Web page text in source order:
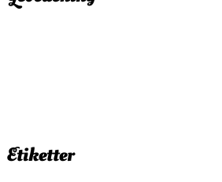
Etiketter